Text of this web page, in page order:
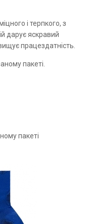
і терпкого, з
дарує яскравий
працездатність.
пакеті.
пакеті